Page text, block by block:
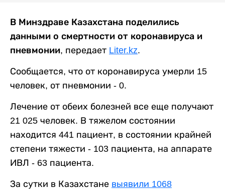
В Минздраве Казахстана поделились
данными о смертности от коронавируса и
пневмонии, передает Liter.kz.
Сообщается, что от коронавируса умерли 15
человек, от пневмонии - 0.
Лечение от обеих болезней все еще получают
21 025 человек. В тяжелом состоянии
находится 441 пациент, в состоянии крайней
степени тяжести - 103 пациента, на аппарате
ИВЛ - 63 пациента.
За сутки в Казахстане выявили 1068